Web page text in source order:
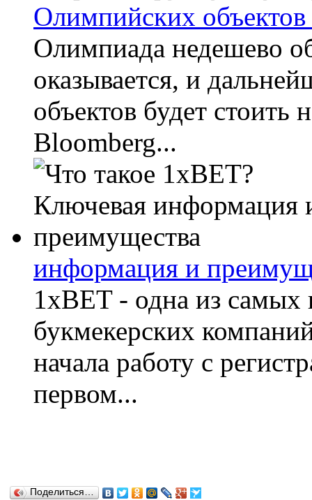
Олимпийских
Олимпиада недешево
оказывается, и
объектов будет стоить
Bloomberg...
информация и
1xBET - одна из
букмекерских
начала работу с
первом...
Поделиться…